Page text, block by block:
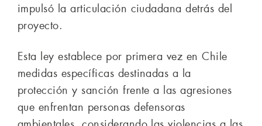
impulsó la articulación ciudadana detrás del
proyecto.
Esta ley establece por primera vez en Chile
medidas específicas destinadas a la
protección y sanción frente a las agresiones
que enfrentan personas defensoras